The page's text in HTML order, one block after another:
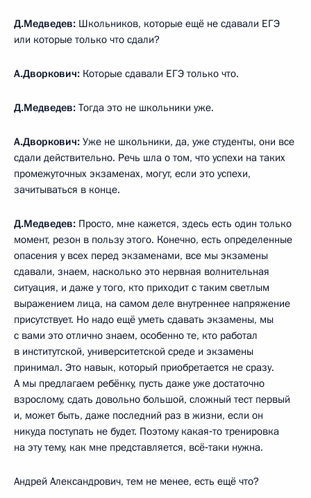
Д.Медведев: Школьников, которые ещё не сдавали ЕГЭ
или которые только что сдали?
А.Дворкович: Которые сдавали ЕГЭ только что.
Д.Медведев: Тогда это не школьники уже.
А.Дворкович: Уже не школьники, да, уже студенты, они все
сдали действительно. Речь шла о том, что успехи на таких
промежуточных экзаменах, могут, если это успехи,
зачитываться в конце.
Д.Медведев: Просто, мне кажется, здесь есть один только
момент, резон в пользу этого. Конечно, есть определенные
опасения у всех перед экзаменами, все мы экзамены
сдавали, знаем, насколько это нервная волнительная
ситуация, и даже у того, кто приходит с таким светлым
выражением лица, на самом деле внутреннее напряжение
присутствует. Но надо ещё уметь сдавать экзамены, мы
с вами это отлично знаем, особенно те, кто работал
в институтской, университетской среде и экзамены
принимал. Это навык, который приобретается не сразу.
А мы предлагаем ребёнку, пусть даже уже достаточно
взрослому, сдать довольно большой, сложный тест первый
и, может быть, даже последний раз в жизни, если он
никуда поступать не будет. Поэтому какая‑то тренировка
на эту тему, как мне представляется, всё‑таки нужна.
Андрей Александрович, тем не менее, есть ещё что?